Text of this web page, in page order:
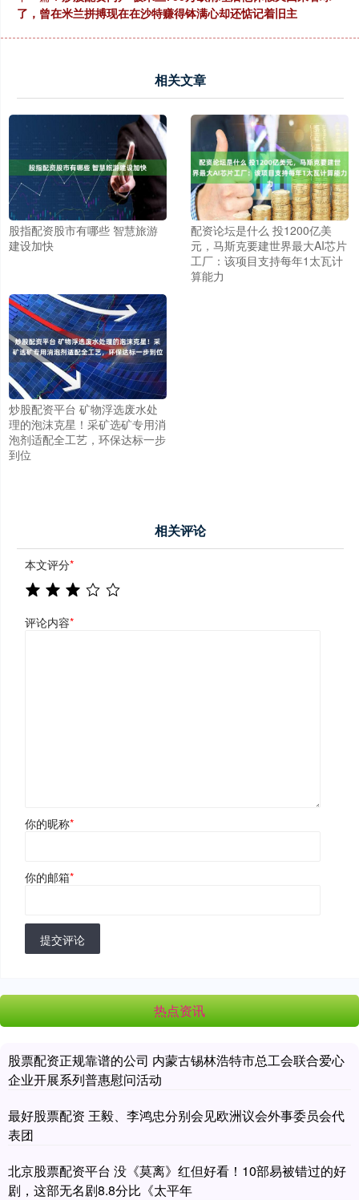
了，曾在米兰拼搏现在在沙特赚得钵满心却还惦记着旧主
相关文章
股指配资股市有哪些 智慧旅游
建设加快
配资论坛是什么 投1200亿美
元，马斯克要建世界最大AI芯片
工厂：该项目支持每年1太瓦计
算能力
炒股配资平台 矿物浮选废水处
理的泡沫克星！采矿选矿专用消
泡剂适配全工艺，环保达标一步
到位
相关评论
本文评分*
评论内容*
你的昵称*
你的邮箱*
提交评论
热点资讯
股票配资正规靠谱的公司 内蒙古锡林浩特市总工会联合爱心
企业开展系列普惠慰问活动
最好股票配资 王毅、李鸿忠分别会见欧洲议会外事委员会代
表团
北京股票配资平台 没《莫离》红但好看！10部易被错过的好
剧，这部无名剧8.8分比《太平年